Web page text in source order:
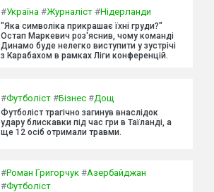
#Україна #Журналіст #Нідерланди
"Яка символіка прикрашає їхні груди?"
Остап Маркевич роз'яснив, чому команді
Динамо буде нелегко виступити у зустрічі
з Карабахом в рамках Ліги конференцій.
#Футболіст #Бізнес #Дощ
Футболіст трагічно загинув внаслідок
удару блискавки під час гри в Таїланді, а
ще 12 осіб отримали травми.
#Роман Григорчук #Азербайджан
#Футболіст